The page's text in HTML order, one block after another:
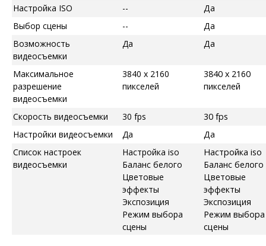
Настройка ISO
--
Да
Выбор сцены
--
Да
Возможность
видеосъемки
Да Да
Максимальное
разрешение
видеосъемки
3840 x 2160
пикселей
3840 x 2160
пикселей
Скорость видеосъемки 30 fps
30 fps
Настройки видеосъемки
Да
Да
Список настроек
видеосъемки
Настройка iso
Баланс белого
Цветовые
эффекты
Экспозиция
Режим выбора
сцены
Настройка iso
Баланс белого
Цветовые
эффекты
Экспозиция
Режим выбора
сцены